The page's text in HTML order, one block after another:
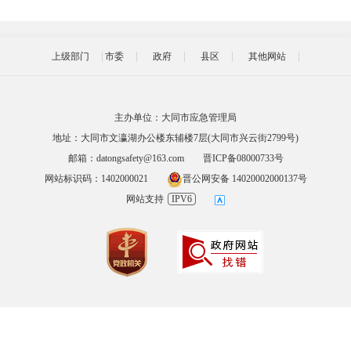
上级部门 市委 政府 县区 其他网站
主办单位：大同市应急管理局
地址：大同市文瀛湖办公楼东辅楼7层(大同市兴云街2799号)
邮箱：datongsafety@163.com
晋ICP备08000733号
网站标识码：1402000021
晋公网安备 14020002000137号
网站支持
IPV6